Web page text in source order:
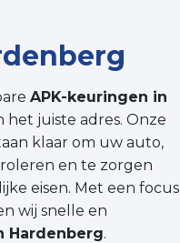
APK-keuringen in
het juiste adres. Onze
klaar om uw auto,
en te zorgen
eisen. Met een focus
wij snelle en
Hardenberg.